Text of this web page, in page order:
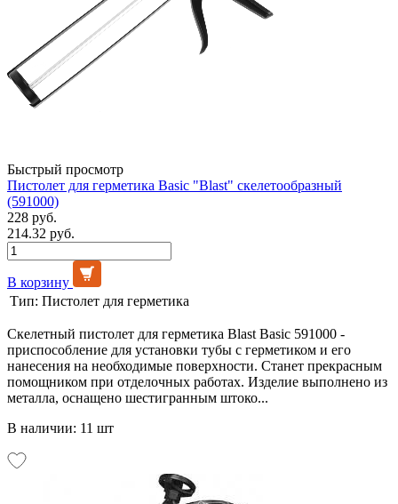
Быстрый просмотр
Пистолет для герметика Basic "Blast" скелетообразный
(591000)
228 руб.
214.32 руб.
В корзину
Тип: Пистолет для герметика
Скелетный пистолет для герметика Blast Basic 591000 -
приспособление для установки тубы с герметиком и его
нанесения на необходимые поверхности. Станет прекрасным
помощником при отделочных работах. Изделие выполнено из
металла, оснащено шестигранным штоко...
В наличии: 11 шт